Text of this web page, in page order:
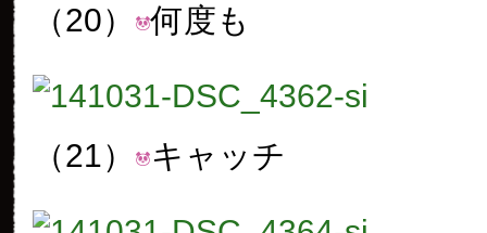
（20） 何度も
（21） キャッチ